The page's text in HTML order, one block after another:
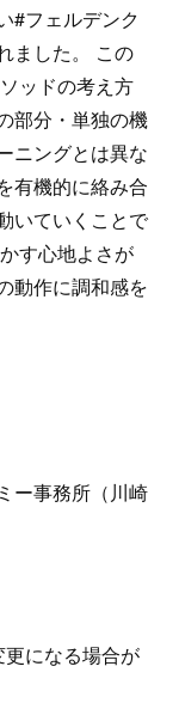
#フェルデンク
ました。 この
ッドの考え方
部分・単独の機
ニングとは異な
有機的に絡み合
いていくことで
す心地よさが
動作に調和感を
ー事務所（川崎
になる場合が